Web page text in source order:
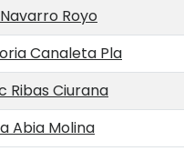
Royo
Canaleta Pla
Ribas Ciurana
Abia Molina